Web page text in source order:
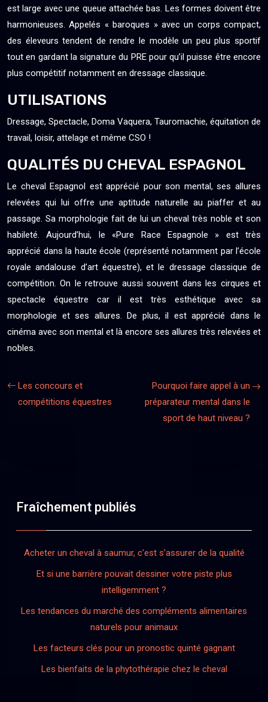
est large avec une queue attachée bas. Les formes doivent être
harmonieuses. Appelés « baroques » avec un corps compact,
des éleveurs tendent de rendre le modèle un peu plus sportif
tout en gardant la signature du PRE pour qu’il puisse être encore
plus compétitif notamment en dressage classique.
UTILISATIONS
Dressage, Spectacle, Doma Vaquera, Tauromachie, équitation de
travail, loisir, attelage et même CSO !
QUALITÉS DU CHEVAL ESPAGNOL
Le cheval Espagnol est apprécié pour son mental, ses allures
relevées qui lui offre une aptitude naturelle au piaffer et au
passage. Sa morphologie fait de lui un cheval très noble et son
habileté. Aujourd’hui, le «Pure Race Espagnole » est très
apprécié dans la haute école (représenté notamment par l’école
royale andalouse d’art équestre), et le dressage classique de
compétition. On le retrouve aussi souvent dans les cirques et
spectacle équestre car il est très esthétique avec sa
morphologie et ses allures. De plus, il est apprécié dans le
cinéma avec son mental et là encore ses allures très relevées et
nobles.
Les concours et
compétitions équestres
Pourquoi faire appel à un
préparateur mental dans le
sport de haut niveau ?
Fraîchement publiés
Acheter un cheval à saumur, c’est s’assurer de la qualité
Et si une barrière pouvait dessiner votre piste plus
intelligemment ?
Les tendances du marché des compléments alimentaires
naturels pour animaux
Les facteurs clés pour un pronostic quinté gagnant
Les bienfaits de la phytothérapie chez le cheval